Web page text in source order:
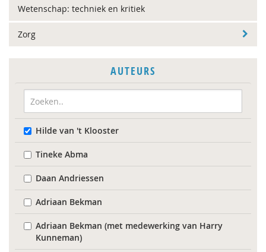
Wetenschap: techniek en kritiek
Zorg
AUTEURS
Hilde van 't Klooster
Tineke Abma
Daan Andriessen
Adriaan Bekman
Adriaan Bekman (met medewerking van Harry
Kunneman)